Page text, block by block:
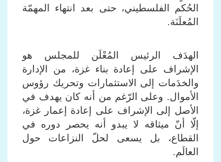
الحُكم الفلسطيني، حتى بعد انتهاء المهمّة
المُعلَنَة.
الهدَف الرئيس المُعْلَن للمجلس هو
الإشراف على إعادة بناء غزة، من الإدارة
والخدَمات إلى الاستثمارات وتحريك رؤوس
الأموال. وعلى الرّغم من أنه كان يهدف في
الأصل إلى الإشراف على إعادة إعمار غزة،
إلّا أنّ ميثاقه لا يبدو أنه يحصر دوره في
القطاع، بل يسعى لحلّ النزاعات حول
العالَم.